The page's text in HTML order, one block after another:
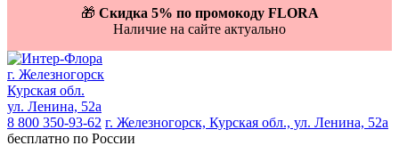
🎁 Скидка 5% по промокоду FLORA
Наличие на сайте актуально
г. Железногорск
Курская обл.
ул. Ленина, 52а
8 800 350-93-62 г. Железногорск, Курская обл., ул. Ленина, 52а
бесплатно по России